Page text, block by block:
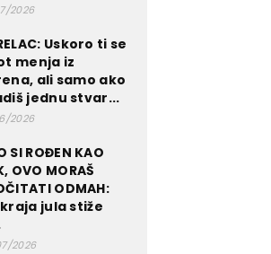
2026
Uskoro ti se
menja iz
ali samo ako
jednu stvar...
2026
SI ROĐEN KAO
OVO MORAŠ
ODMAH:
jula stiže
2026